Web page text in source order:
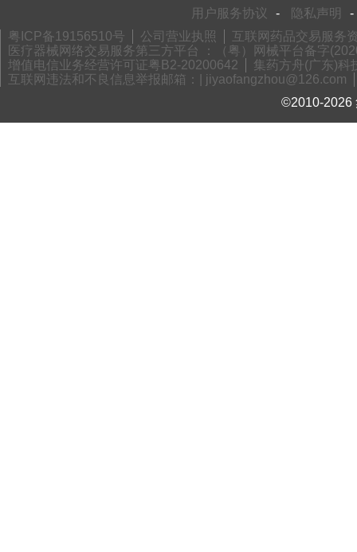
用户服务协议 - 隐私声明
-
粤ICP备19156510号
公司营业执照
互联网药品交易服务
医疗器械网络交易服务第三方平台 ：（粤）网械平台备字
增值电信业务经营许可证粤B2-20200642
集药方舟(广东)科
互联网违法和不良信息举报邮箱：| jiyaofangzhou@126.com
©2010-2026